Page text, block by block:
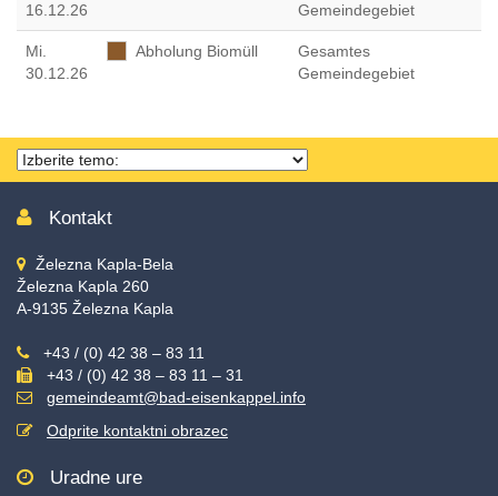
16.12.26
Gemeindegebiet
Mi.
30.12.26
Abholung Biomüll
Gesamtes
Gemeindegebiet
Thema
wählen
Kontakt
Železna Kapla-Bela
Železna Kapla 260
A-9135 Železna Kapla
+43 / (0) 42 38 – 83 11
+43 / (0) 42 38 – 83 11 – 31
gemeindeamt@bad-eisenkappel.info
Odprite kontaktni obrazec
Uradne ure